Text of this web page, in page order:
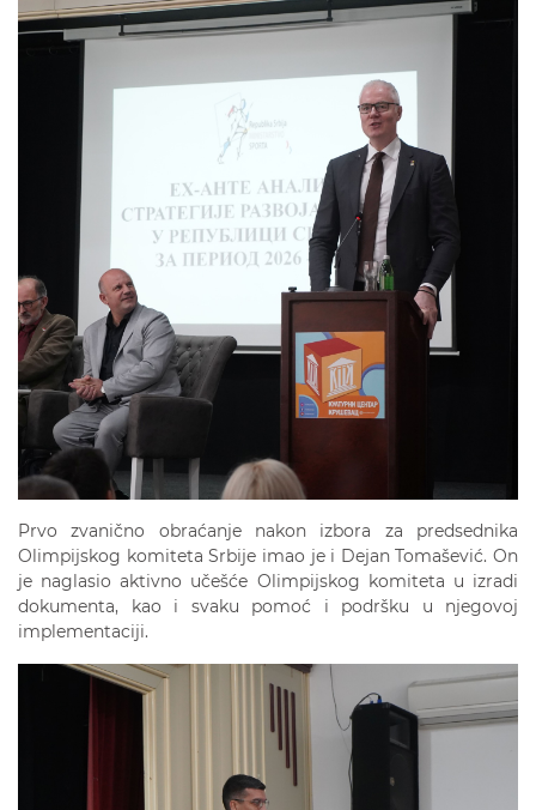
Prvo zvanično obraćanje nakon izbora za predsednika
Olimpijskog komiteta Srbije imao je i Dejan Tomašević. On
je naglasio aktivno učešće Olimpijskog komiteta u izradi
dokumenta, kao i svaku pomoć i podršku u njegovoj
implementaciji.